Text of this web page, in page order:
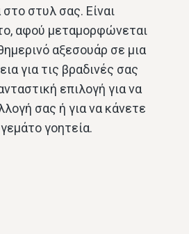
στυλ σας. Είναι
αφού μεταμορφώνεται
αξεσουάρ σε μια
για τις βραδινές σας
επιλογή για να
σας ή για να κάνετε
γοητεία.